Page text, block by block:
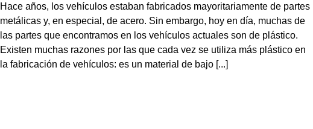
Hace años, los vehículos estaban fabricados mayoritariamente de partes
metálicas y, en especial, de acero. Sin embargo, hoy en día, muchas de
las partes que encontramos en los vehículos actuales son de plástico.
Existen muchas razones por las que cada vez se utiliza más plástico en
la fabricación de vehículos: es un material de bajo [...]